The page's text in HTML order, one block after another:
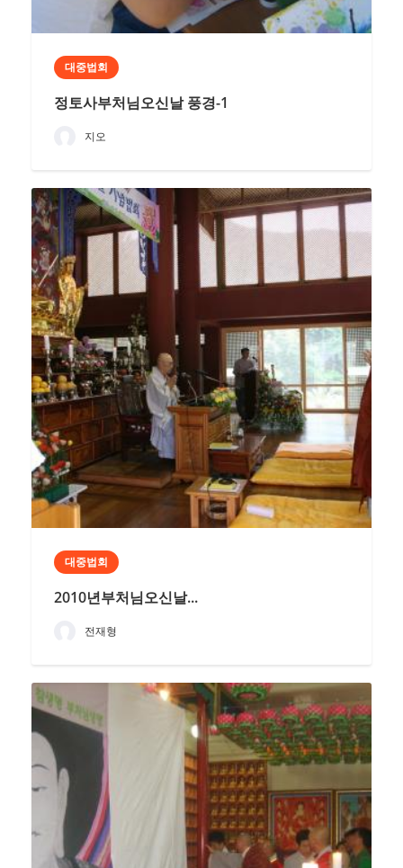
대중법회
정토사부처님오신날 풍경-1
지오
대중법회
2010년부처님오신날...
전재형